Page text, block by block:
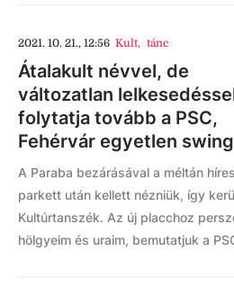
2021. 10. 21., 12:56 Kult, tánc
Átalakult névvel, de
változatlan
folytatja tovább a PSC,
Fehérvár egyetlen
A Paraba bezárásával a méltán
parkett után kellett nézniük, így
Kultúrtanszék. Az új placchoz
hölgyeim és uraim, bemutatjuk a